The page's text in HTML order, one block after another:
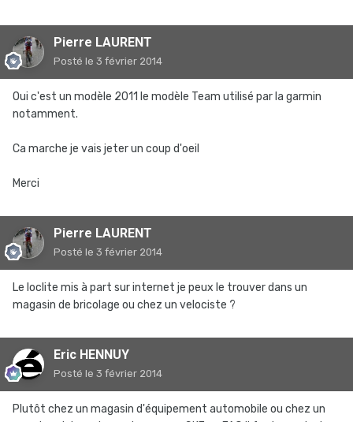
Pierre LAURENT
Posté le 3 février 2014
Oui c'est un modèle 2011 le modèle Team utilisé par la garmin
notamment.
Ca marche je vais jeter un coup d'oeil
Merci
Pierre LAURENT
Posté le 3 février 2014
Le loclite mis à part sur internet je peux le trouver dans un
magasin de bricolage ou chez un velociste ?
Eric HENNUY
Posté le 3 février 2014
Plutôt chez un magasin d'équipement automobile ou chez un